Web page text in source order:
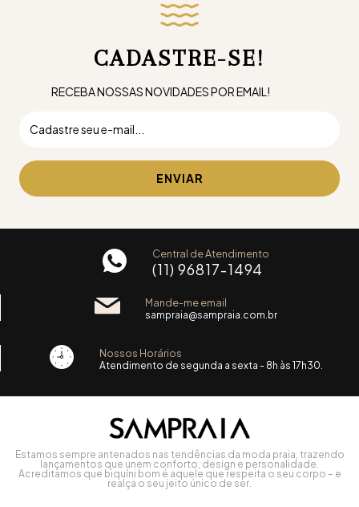
CADASTRE-SE!
RECEBA NOSSAS NOVIDADES POR EMAIL!
Central de Atendimento
(11) 96817-1494
Mande-me email
sampraia@sampraia.com.br
Nossos Horários
Atendimento de segunda a sexta - 8h às 17h30.
Estamos sempre antenados nas tendências da moda praia, trazendo
lançamentos que unem conforto, design e personalidade.
Acreditamos que biquíni bom é aquele que respeita o seu corpo – e
realça o seu jeito único de ser.